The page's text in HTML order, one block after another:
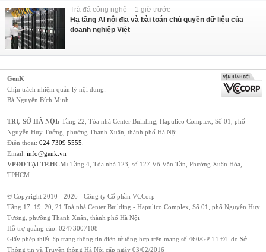
Trà đá công nghệ - 1 giờ trước
Hạ tầng AI nội địa và bài toán chủ quyền dữ liệu của
doanh nghiệp Việt
GenK
Chịu trách nhiệm quản lý nội dung:
Bà Nguyễn Bích Minh
TRỤ SỞ HÀ NỘI: Tầng 22, Tòa nhà Center Building, Hapulico Complex, Số 01, phố
Nguyễn Huy Tưởng, phường Thanh Xuân, thành phố Hà Nội
Điện thoại: 024 7309 5555
Email: info@genk.vn
VPĐD TẠI TP.HCM: Tầng 4, Tòa nhà 123, số 127 Võ Văn Tần, Phường Xuân Hòa,
TPHCM
© Copyright 2010 - 2026 - Công ty Cổ phần VCCorp
Tầng 17, 19, 20, 21 Toà nhà Center Building - Hapulico Complex, Số 01, phố Nguyễn Huy
Tưởng, phường Thanh Xuân, thành phố Hà Nội
Hỗ trợ quảng cáo: 02473007108
Giấy phép thiết lập trang thông tin điện tử tổng hợp trên mạng số 460/GP-TTĐT do Sở
Thông tin và Truyền thông Hà Nội cấp ngày 03/02/2016